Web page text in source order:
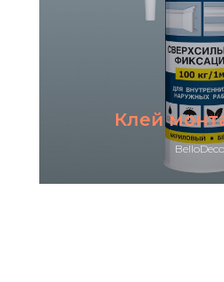
Клей
BelloDeco